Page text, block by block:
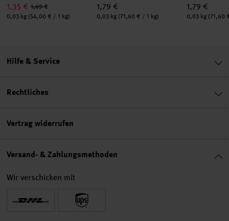
1,35 € 1,69 €
Inhalt:
0,03 kg (54,00 € / 1 kg)
1,79 €
Inhalt:
0,03 kg (71,60 € / 1 kg)
1,79 €
Inhalt:
0,03 kg (71,60
Hilfe & Service
Rechtliches
Vertrag widerrufen
Versand- & Zahlungsmethoden
Wir verschicken mit